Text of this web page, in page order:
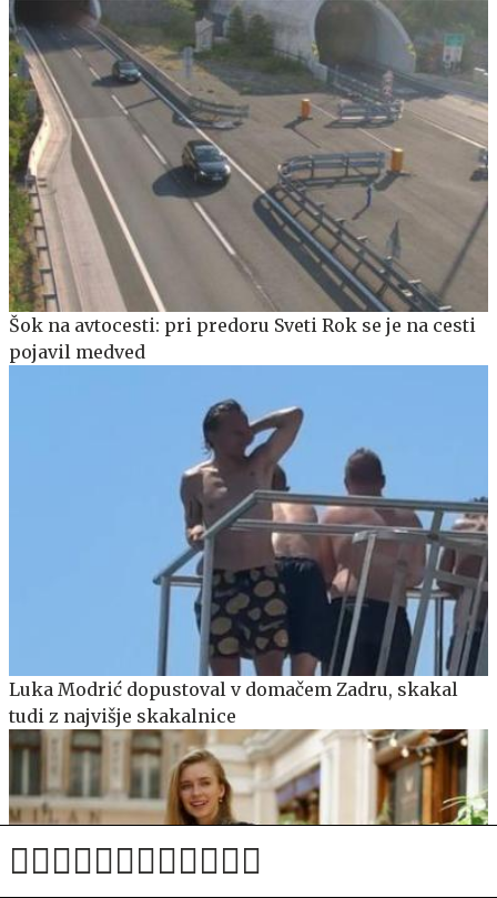
Šok na avtocesti: pri predoru Sveti Rok se je na cesti
pojavil medved
Luka Modrić dopustoval v domačem Zadru, skakal
tudi z najvišje skakalnice